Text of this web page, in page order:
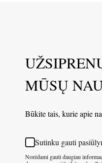
MŪSŲ
Būkite tais, kurie apie
Sutinku gauti
Norėdami gauti daugiau